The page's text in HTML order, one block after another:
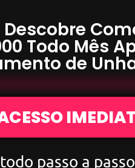
Todo Mês
de
passo a